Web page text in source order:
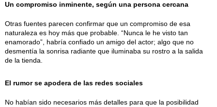
Un compromiso inminente, según una persona cercana
Otras fuentes parecen confirmar que un compromiso de esa
naturaleza es hoy más que probable. “Nunca le he visto tan
enamorado”, habría confiado un amigo del actor; algo que no
desmentía la sonrisa radiante que iluminaba su rostro a la salida
de la tienda.
El rumor se apodera de las redes sociales
No habían sido necesarios más detalles para que la posibilidad